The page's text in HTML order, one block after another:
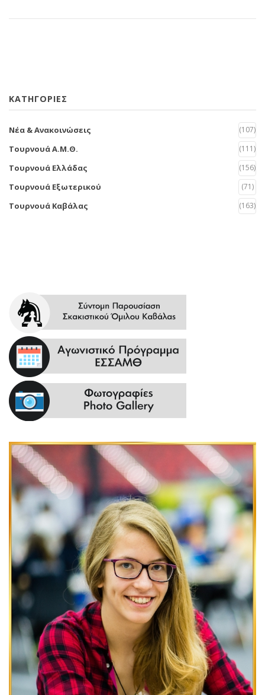
KΑΤΗΓΟΡΊΕΣ
Νέα & Ανακοινώσεις (107)
Τουρνουά Α.Μ.Θ. (111)
Τουρνουά Ελλάδας (156)
Τουρνουά Εξωτερικού (71)
Τουρνουά Καβάλας (163)